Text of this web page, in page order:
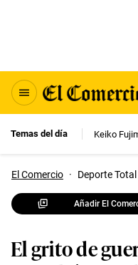
Temas del día Keiko
El Comercio · Deporte Total
Añadir El
El grito de